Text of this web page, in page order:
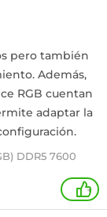
pero también
Además,
RGB cuentan
adaptar la
DDR5 7600
+